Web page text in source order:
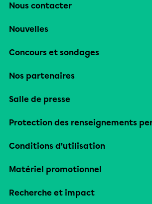
Nous contacter
Nouvelles
Concours et sondages
Nos partenaires
Salle de presse
Protection des renseignements
Conditions d’utilisation
Matériel promotionnel
Recherche et impact